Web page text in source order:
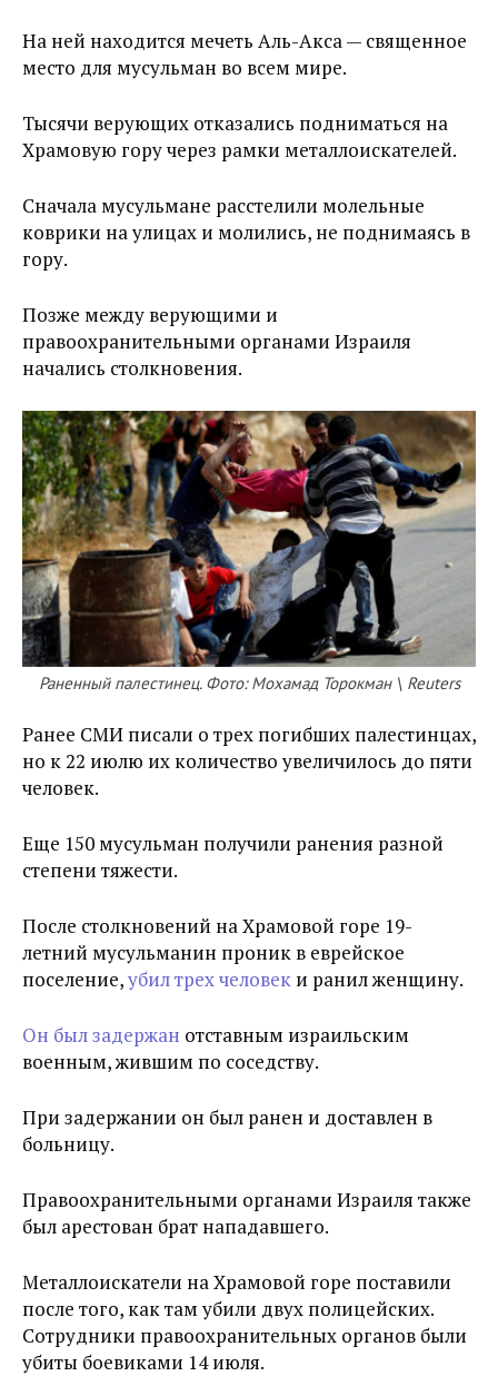
На ней находится мечеть Аль-Акса — священное
место для мусульман во всем мире.
Тысячи верующих отказались подниматься на
Храмовую гору через рамки металлоискателей.
Сначала мусульмане расстелили молельные
коврики на улицах и молились, не поднимаясь в
гору.
Позже между верующими и
правоохранительными органами Израиля
начались столкновения.
Раненный палестинец. Фото: Мохамад Торокман \ Reuters
Ранее СМИ писали о трех погибших палестинцах,
но к 22 июлю их количество увеличилось до пяти
человек.
Еще 150 мусульман получили ранения разной
степени тяжести.
После столкновений на Храмовой горе 19-
летний мусульманин проник в еврейское
поселение,убил трех человек и ранил женщину.
Он был задержан отставным израильским
военным, жившим по соседству.
При задержании он был ранен и доставлен в
больницу.
Правоохранительными органами Израиля также
был арестован брат нападавшего.
Металлоискатели на Храмовой горе поставили
после того, как там убили двух полицейских.
Сотрудники правоохранительных органов были
убиты боевиками 14 июля.